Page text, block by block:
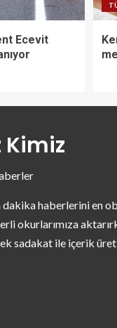
Ecevit
Kimiz
dakika haberlerini en
okurlarımıza
sadakat ile içerik